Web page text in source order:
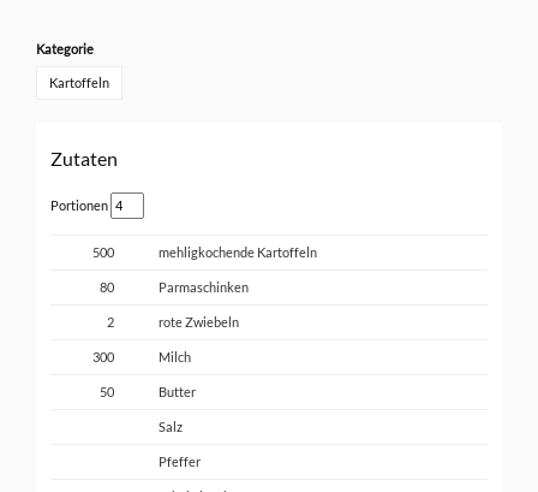
Kategorie
Kartoffeln
Zutaten
Portionen
500 mehligkochende Kartoffeln
80 Parmaschinken
2 rote Zwiebeln
300 Milch
50 Butter
Salz
Pfeffer